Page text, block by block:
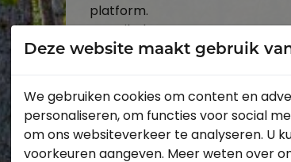
platform.
Inloggen
Deze website maakt gebruik
We gebruiken cookies om content en
personaliseren, om functies voor social
om ons websiteverkeer te analyseren. U
voorkeuren aangeven. Meer weten over